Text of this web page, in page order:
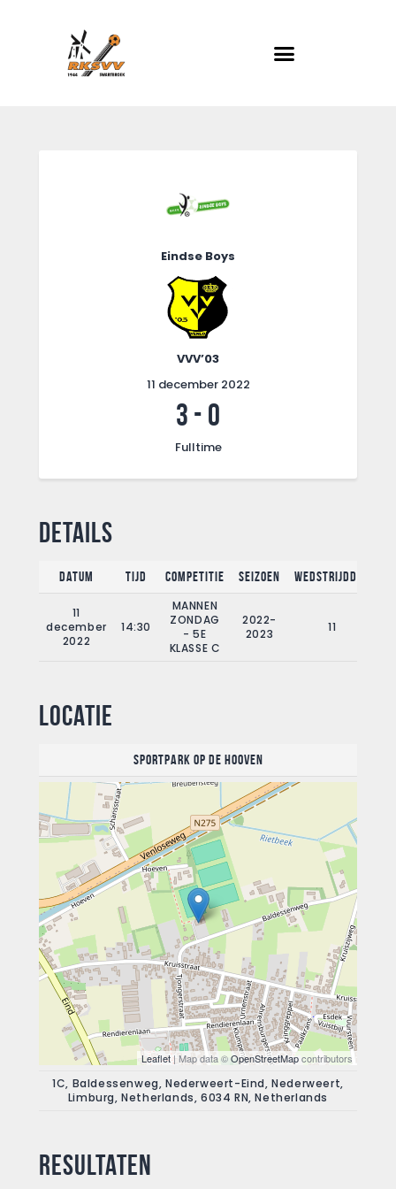
Evenementen
Foto album
Eindse Boys
VVV’03
11 december 2022
3 - 0
Fulltime
Details
Datum Tijd Competitie Seizoen Wedstrijddag
11
december
2022
14:30
MANNEN
ZONDAG
- 5E
KLASSE C
2022-
2023
11
Locatie
Sportpark Op de Hooven
Leaflet| Map data ©OpenStreetMapcontributors
1C, Baldessenweg, Nederweert-Eind, Nederweert,
Limburg, Netherlands, 6034 RN, Netherlands
Resultaten